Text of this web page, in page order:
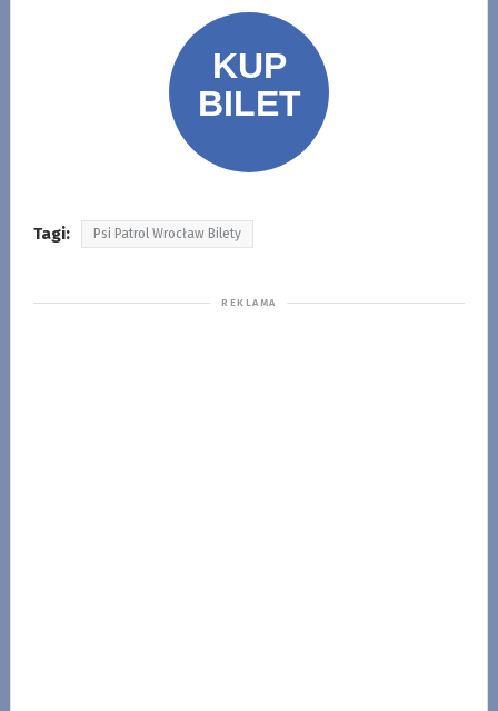
Tagi: Psi Patrol Wrocław Bilety